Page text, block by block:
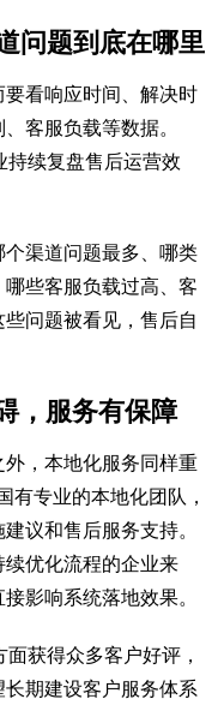
问题到底在哪里
看响应时间、解决时
客服负载等数据。
续复盘售后运营效
渠道问题最多、哪类
些客服负载过高、客
问题被看见，售后自
，服务有保障
，本地化服务同样重
专业的本地化团队，
议和售后服务支持。
优化流程的企业来
影响系统落地效果。
获得众多客户好评，
期建设客户服务体系